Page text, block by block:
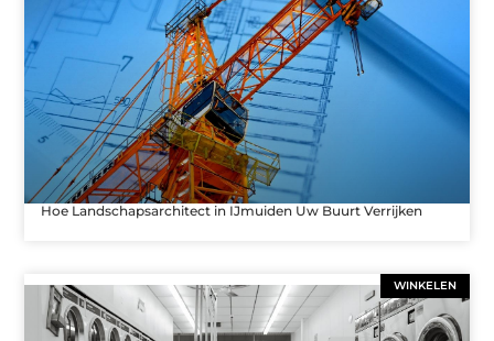
Hoe Landschapsarchitect in IJmuiden Uw Buurt Verrijken
WINKELEN